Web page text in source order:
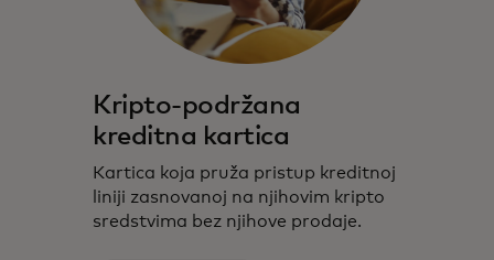
Kripto-podržana
kreditna kartica
Kartica koja pruža pristup kreditnoj
liniji zasnovanoj na njihovim kripto
sredstvima bez njihove prodaje.